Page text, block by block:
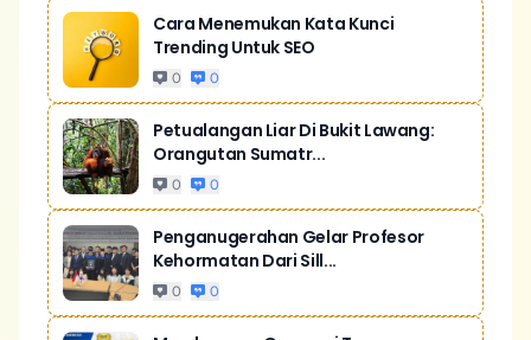
Cara Menemukan Kata Kunci
Trending Untuk SEO
0 0
Petualangan Liar Di Bukit Lawang:
Orangutan Sumatr...
0 0
Penganugerahan Gelar Profesor
Kehormatan Dari Sill...
0 0